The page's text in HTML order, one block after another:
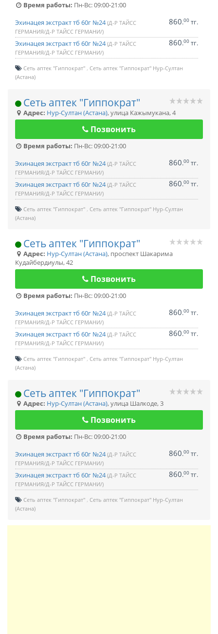
Время работы: Пн-Вс: 09:00-21:00
Эхинацея экстракт тб 60г №24(Д-Р ТАЙСС
ГЕРМАНИЯ/Д-Р ТАЙСС ГЕРМАНИ/)
860.00 тг.
Эхинацея экстракт тб 60г №24(Д-Р ТАЙСС
ГЕРМАНИЯ/Д-Р ТАЙСС ГЕРМАНИ/)
860.00 тг.
Сеть аптек "Гиппократ" Сеть аптек "Гиппократ" Нур-Султан
(Астана)
Сеть аптек "Гиппократ"
Адрес: Нур-Султан (Астана),улица Кажымукана, 4
Позвонить
Время работы: Пн-Вс: 09:00-21:00
Эхинацея экстракт тб 60г №24(Д-Р ТАЙСС
ГЕРМАНИЯ/Д-Р ТАЙСС ГЕРМАНИ/)
860.00 тг.
Эхинацея экстракт тб 60г №24(Д-Р ТАЙСС
ГЕРМАНИЯ/Д-Р ТАЙСС ГЕРМАНИ/)
860.00 тг.
Сеть аптек "Гиппократ" Сеть аптек "Гиппократ" Нур-Султан
(Астана)
Сеть аптек "Гиппократ"
Адрес: Нур-Султан (Астана), проспект Шакарима
Кудайбердиулы, 42
Позвонить
Время работы: Пн-Вс: 09:00-21:00
Эхинацея экстракт тб 60г №24(Д-Р ТАЙСС
ГЕРМАНИЯ/Д-Р ТАЙСС ГЕРМАНИ/)
860.00 тг.
Эхинацея экстракт тб 60г №24(Д-Р ТАЙСС
ГЕРМАНИЯ/Д-Р ТАЙСС ГЕРМАНИ/)
860.00 тг.
Сеть аптек "Гиппократ" Сеть аптек "Гиппократ" Нур-Султан
(Астана)
Сеть аптек "Гиппократ"
Адрес: Нур-Султан (Астана),улица Шалкоде, 3
Позвонить
Время работы: Пн-Вс: 09:00-21:00
Эхинацея экстракт тб 60г №24(Д-Р ТАЙСС
ГЕРМАНИЯ/Д-Р ТАЙСС ГЕРМАНИ/)
860.00 тг.
Эхинацея экстракт тб 60г №24(Д-Р ТАЙСС
ГЕРМАНИЯ/Д-Р ТАЙСС ГЕРМАНИ/)
860.00 тг.
Сеть аптек "Гиппократ" Сеть аптек "Гиппократ" Нур-Султан
(Астана)